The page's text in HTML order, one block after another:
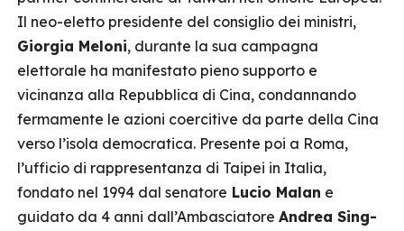
Il neo-eletto presidente del consiglio dei ministri,
Giorgia Meloni, durante la sua campagna
elettorale ha manifestato pieno supporto e
vicinanza alla Repubblica di Cina, condannando
fermamente le azioni coercitive da parte della Cina
verso l’isola democratica. Presente poi a Roma,
l’ufficio di rappresentanza di Taipei in Italia,
fondato nel 1994 dal senatore Lucio Malan e
guidato da 4 anni dall’Ambasciatore Andrea Sing-